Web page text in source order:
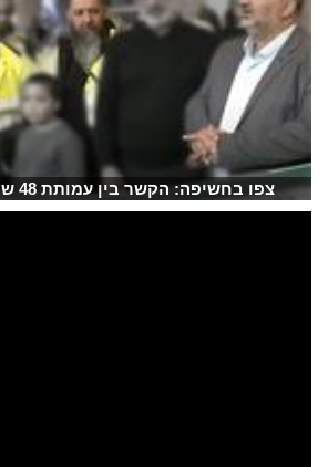
צפו בחשיפה: הקשר בין עמותת 48 של רע"מ לחמאס